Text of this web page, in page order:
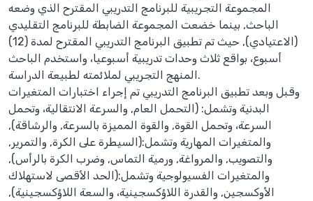
المجموعة التجريبية للبرنامج التدريبي المقترح الذي وضعه
الباحث, بينما خضعت المجموعة الضابطة للبرنامج التقليدي
(الاعتيادي), حيث تم تطبيق البرنامج التدريبي المقترح لمدة (12)
أسبوع، بواقع ثلاث وحدات تدريبية أسبوعيا، واستخدم الباحث
المنهج التجريبي لملائمته لطبيعة الدراسة.
وقبل وبعد تطبيق البرنامج التدريبي تم إجراء اختبارات المتغيرات
البدنية وتشمل: (التحمل العام, والسرعة الانتقالية، وتحمل
السرعة، وتحمل القوة, والقوة المميزة بالسرعة, والرشاقة),
والمتغيرات المهارية وتشمل:(السيطرة على الكرة, والتمرير,
والتصويب, والمرواغة, ورمية التماس, وضرب الكرة بالرأس),
والمتغيرات الفسيولوجية وتشمل:(الحد الأقصى لاستهلاك
الأوكسجين, والقدرة اللاؤكسجينية، والسعة اللاؤكسجينية),